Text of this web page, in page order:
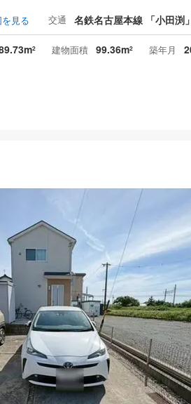
見る 交通 名鉄名古屋本線 「小田渕
2 建物面積 99.36m2 築年月
資料をもらう 無料
の似た物件を見る
に入りに追加する